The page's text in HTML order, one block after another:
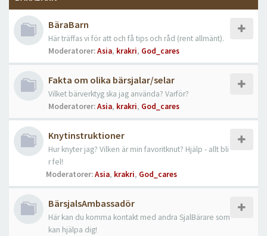
BäraBarn
Här träffas vi för att och få tips och råd (rent allmänt).
Moderatorer:Asia, krakri, God_cares
Fakta om olika bärsjalar/selar
Vilket bärverktyg ska jag använda? Varför?
Moderatorer:Asia, krakri, God_cares
Knytinstruktioner
Hur knyter jag? Vilken är min favoritknut? Hjälp - allt bli
r fel!
Moderatorer:Asia, krakri, God_cares
BärsjalsAmbassadör
Här kan du komma kontakt med andra SjalBärare som
kan hjälpa dig!